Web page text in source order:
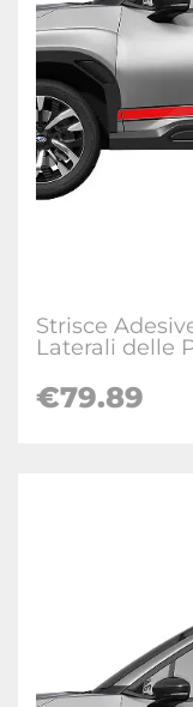
Strisce
Laterali delle
€79.89